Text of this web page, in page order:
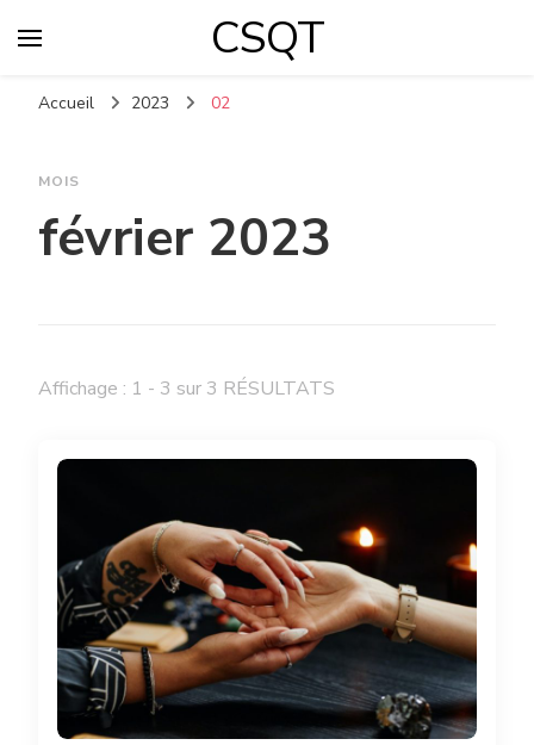
CSQT
Accueil 2023 02
MOIS
février 2023
Affichage : 1 - 3 sur 3 RÉSULTATS